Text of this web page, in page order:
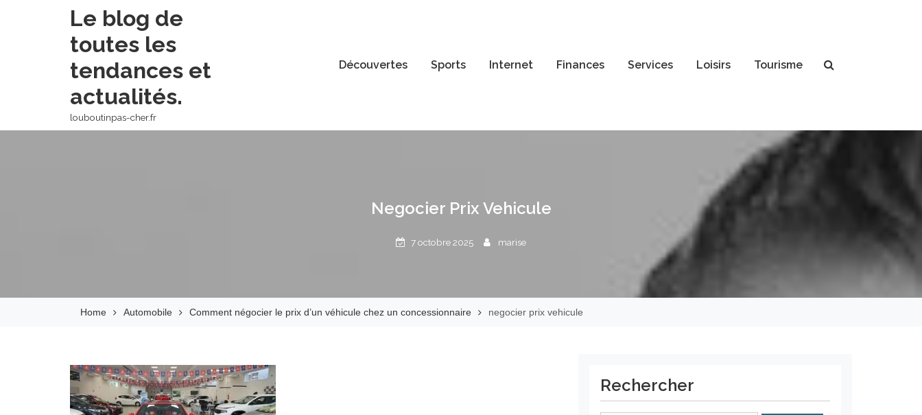
Le blog de
toutes les
tendances et
actualités.
louboutinpas-cher.fr
Découvertes Sports Internet Finances Services Loisirs Tourisme
Negocier Prix Vehicule
7 octobre 2025 marise
Home Automobile Comment négocier le prix d’un véhicule chez un concessionnaire negocier prix vehicule
Rechercher